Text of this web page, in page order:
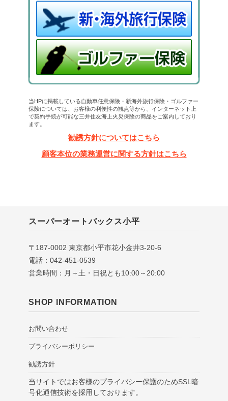
当HPに掲載している自動車任意保険・新海外旅行保険・ゴルファー
保険については、お客様の利便性の観点等から、インターネット上
で契約手続が可能な三井住友海上火災保険の商品をご案内しており
ます。
勧誘方針についてはこちら
顧客本位の業務運営に関する方針はこちら
スーパーオートバックス小平
〒187-0002 東京都小平市花小金井3-20-6
電話：042-451-0539
営業時間：月～土・日祝とも10:00～20:00
SHOP INFORMATION
お問い合わせ
プライバシーポリシー
勧誘方針
当サイトではお客様のプライバシー保護のためSSL暗
号化通信技術を採用しております。